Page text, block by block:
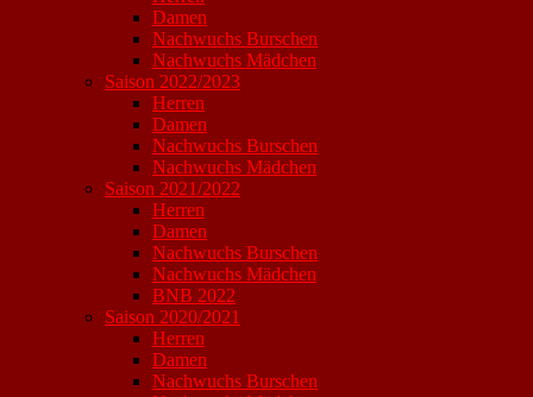
Damen
Nachwuchs Burschen
Nachwuchs Mädchen
Saison 2022/2023
Herren
Damen
Nachwuchs Burschen
Nachwuchs Mädchen
Saison 2021/2022
Herren
Damen
Nachwuchs Burschen
Nachwuchs Mädchen
BNB 2022
Saison 2020/2021
Herren
Damen
Nachwuchs Burschen